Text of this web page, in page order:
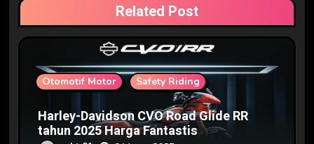
Related Post
Otomotif Motor Safety Riding
Harley-Davidson CVO Road Glide RR
tahun 2025 Harga Fantastis